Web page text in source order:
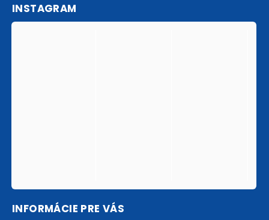
INSTAGRAM
INFORMÁCIE PRE VÁS